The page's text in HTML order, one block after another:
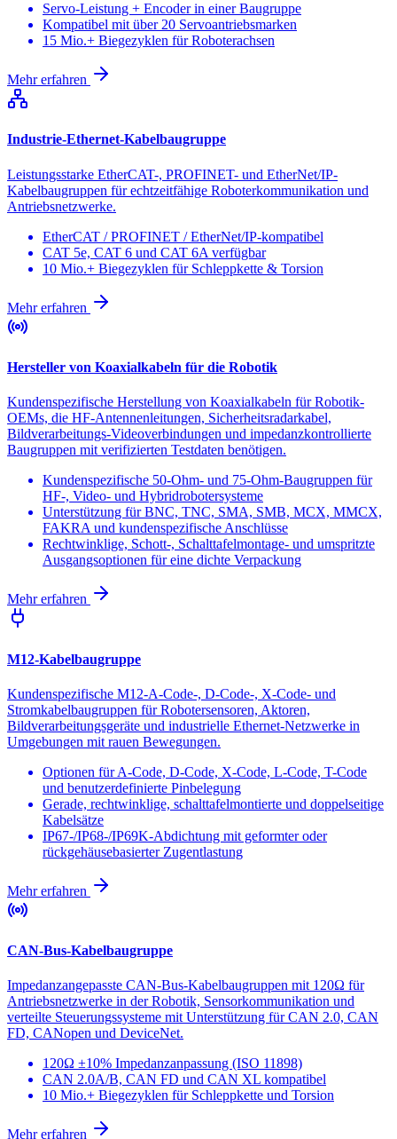
Servo-Leistung + Encoder in einer Baugruppe
Kompatibel mit über 20 Servoantriebsmarken
15 Mio.+ Biegezyklen für Roboterachsen
Mehr erfahren
Industrie-Ethernet-Kabelbaugruppe
Leistungsstarke EtherCAT-, PROFINET- und EtherNet/IP-
Kabelbaugruppen für echtzeitfähige Roboterkommunikation und
Antriebsnetzwerke.
EtherCAT / PROFINET / EtherNet/IP-kompatibel
CAT 5e, CAT 6 und CAT 6A verfügbar
10 Mio.+ Biegezyklen für Schleppkette & Torsion
Mehr erfahren
Hersteller von Koaxialkabeln für die Robotik
Kundenspezifische Herstellung von Koaxialkabeln für Robotik-
OEMs, die HF-Antennenleitungen, Sicherheitsradarkabel,
Bildverarbeitungs-Videoverbindungen und impedanzkontrollierte
Baugruppen mit verifizierten Testdaten benötigen.
Kundenspezifische 50-Ohm- und 75-Ohm-Baugruppen für
HF-, Video- und Hybridrobotersysteme
Unterstützung für BNC, TNC, SMA, SMB, MCX, MMCX,
FAKRA und kundenspezifische Anschlüsse
Rechtwinklige, Schott-, Schalttafelmontage- und umspritzte
Ausgangsoptionen für eine dichte Verpackung
Mehr erfahren
M12-Kabelbaugruppe
Kundenspezifische M12-A-Code-, D-Code-, X-Code- und
Stromkabelbaugruppen für Robotersensoren, Aktoren,
Bildverarbeitungsgeräte und industrielle Ethernet-Netzwerke in
Umgebungen mit rauen Bewegungen.
Optionen für A-Code, D-Code, X-Code, L-Code, T-Code
und benutzerdefinierte Pinbelegung
Gerade, rechtwinklige, schalttafelmontierte und doppelseitige
Kabelsätze
IP67-/IP68-/IP69K-Abdichtung mit geformter oder
rückgehäusebasierter Zugentlastung
Mehr erfahren
CAN-Bus-Kabelbaugruppe
Impedanzangepasste CAN-Bus-Kabelbaugruppen mit 120Ω für
Antriebsnetzwerke in der Robotik, Sensorkommunikation und
verteilte Steuerungssysteme mit Unterstützung für CAN 2.0, CAN
FD, CANopen und DeviceNet.
120Ω ±10% Impedanzanpassung (ISO 11898)
CAN 2.0A/B, CAN FD und CAN XL kompatibel
10 Mio.+ Biegezyklen für Schleppkette und Torsion
Mehr erfahren